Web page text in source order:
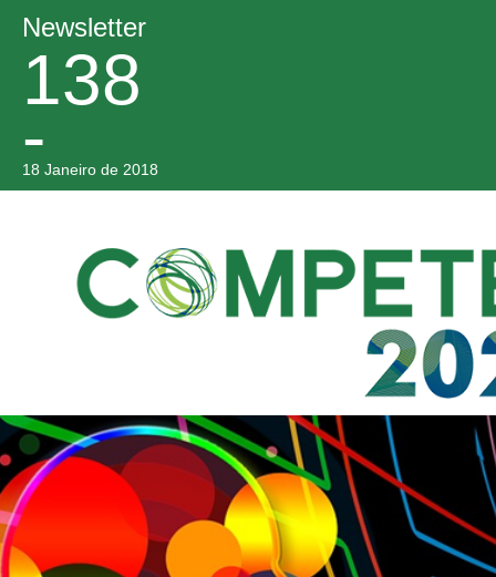
Newsletter
138
-
18 Janeiro de 2018